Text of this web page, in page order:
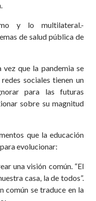
y lo multilateral.-
de salud pública de
vez que la pandemia se
sociales tienen un
para las futuras
sobre su magnitud
que la educación
evolucionar:
una visión común. “El
casa, la de todos”.
común se traduce en la